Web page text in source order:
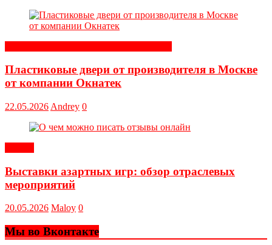
Пластиковые двери от производителя в Москве
от компании Окнатек
22.05.2026 Andrey 0
Выставки азартных игр: обзор отраслевых
мероприятий
20.05.2026 Maloy 0
Мы во Вконтакте